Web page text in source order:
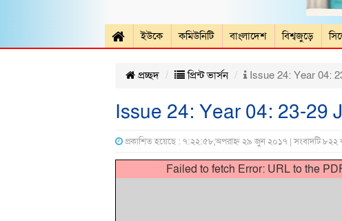
ইউকে কমিউনিটি বাংলাদেশ বিশ্বজুড়ে
প্রচ্ছদ প্রিন্ট ভার্সন Issue 24: Year 04:
Issue 24: Year 04: 23-29
প্রকাশিত হয়েছে : ৭:২২:৫৮,অপরাহ্ন ২৯ জুন ২০১৭ | সংবাদটি ৮২২
Failed to fetch Error: URL to the